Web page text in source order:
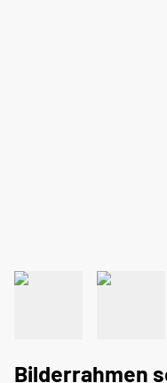
Bilderrahmen